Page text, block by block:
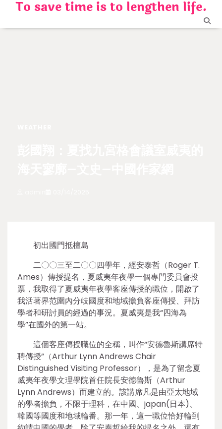
content
To save time is to lengthen life.
初出國門抵檀島
二〇〇三至二〇〇四學年，經安泰哲（Roger T.
Ames）傳授提名，夏威夷年夜學一個專門委員會投
票，我取得了夏威夷年夜學客座傳授的職位，開啟了
我活著界范圍內分歧國度和地域擔負客座傳授、拜訪
學者和研討員的經過的事況。夏威夷是我“四海為
學”在國外的第一站。
這個客座傳授職位的全稱，叫作“安德魯斯講席特
聘傳授”（Arthur Lynn Andrews Chair
Distinguished Visiting Professor），是為了留念夏
威夷年夜學文理學院首任院長安德魯斯（Arthur
Lynn Andrews）而建立的。該講席凡是由亞太地域
的學者擔負，不限于理科，在中國、japan(日本)、
韓國等國度和地域輪番。那一年，這一職位恰好輪到